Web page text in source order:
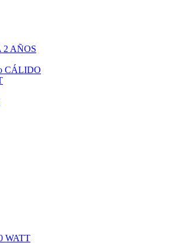
2 AÑOS
CÁLIDO
WATT